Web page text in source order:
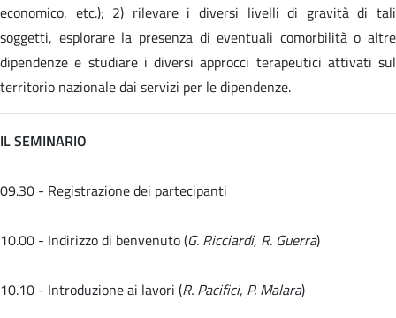
economico, etc.); 2) rilevare i diversi livelli di gravità di tali
soggetti, esplorare la presenza di eventuali comorbilità o altre
dipendenze e studiare i diversi approcci terapeutici attivati sul
territorio nazionale dai servizi per le dipendenze.
IL SEMINARIO
09.30 - Registrazione dei partecipanti
10.00 - Indirizzo di benvenuto (G. Ricciardi, R. Guerra)
10.10 - Introduzione ai lavori (R. Pacifici, P. Malara)